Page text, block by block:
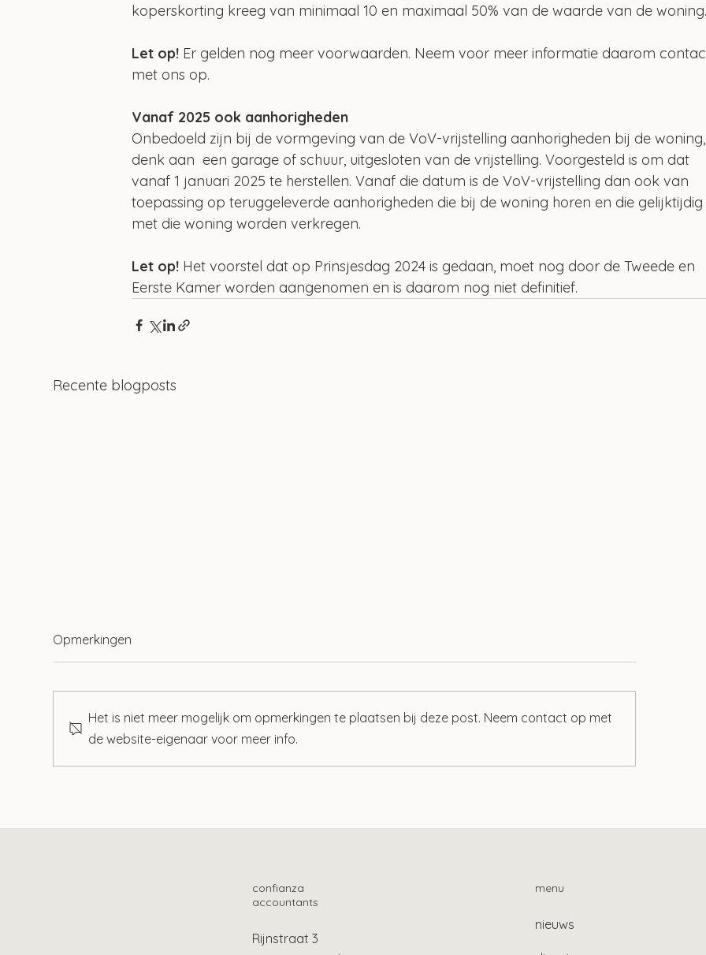
koperskorting kreeg van minimaal 10 en maximaal 50% van de waarde van de woning.
Let op! Er gelden nog meer voorwaarden. Neem voor meer informatie daarom
met ons op.
Vanaf 2025 ook aanhorigheden
Onbedoeld zijn bij de vormgeving van de VoV-vrijstelling aanhorigheden bij de woning,
denk aan  een garage of schuur, uitgesloten van de vrijstelling. Voorgesteld is om dat
vanaf 1 januari 2025 te herstellen. Vanaf die datum is de VoV-vrijstelling dan ook van
toepassing op teruggeleverde aanhorigheden die bij de woning horen en die gelijktijdig
met die woning worden verkregen.
Let op! Het voorstel dat op Prinsjesdag 2024 is gedaan, moet nog door de Tweede en
Eerste Kamer worden aangenomen en is daarom nog niet definitief.
Recente blogposts
Keuze woning bij duurzaam
Uitzendregeling: wie mogen
Meer duidelijkheid
Opmerkingen
Het is niet meer mogelijk om opmerkingen te plaatsen bij deze post. Neem contact op met
de website-eigenaar voor meer info.
confianza
accountants
Rijnstraat 3
menu
nieuws